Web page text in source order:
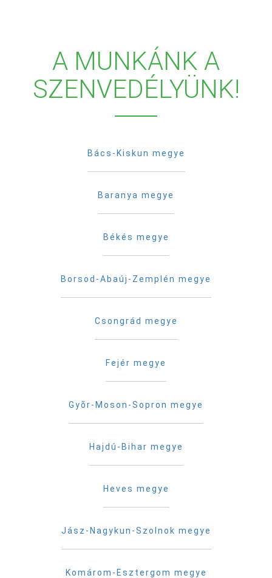
A MUNKÁNK A
SZENVEDÉLYÜNK!
Bács-Kiskun megye
Baranya megye
Békés megye
Borsod-Abaúj-Zemplén megye
Csongrád megye
Fejér megye
Gyõr-Moson-Sopron megye
Hajdú-Bihar megye
Heves megye
Jász-Nagykun-Szolnok megye
Komárom-Esztergom megye